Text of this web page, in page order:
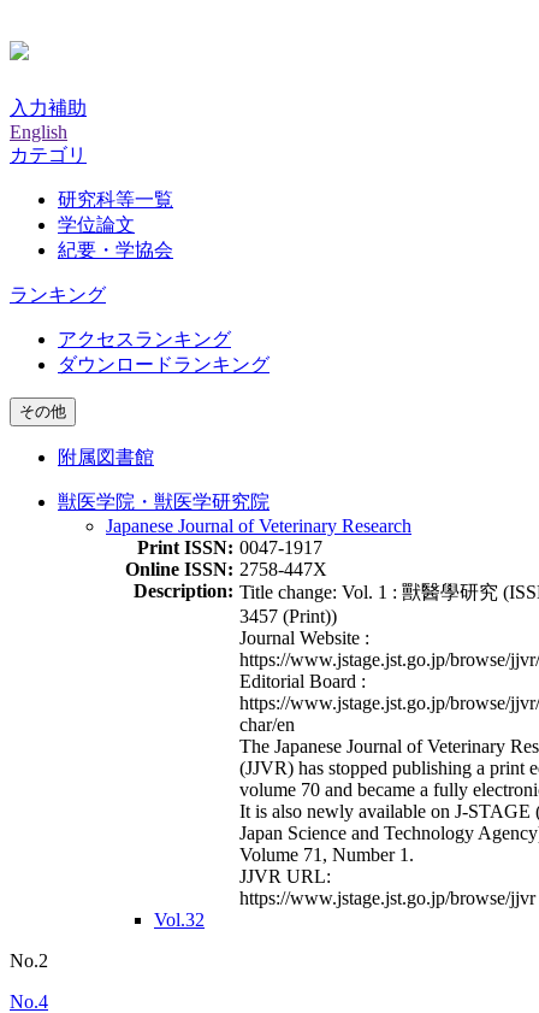
入力補助
English
カテゴリ
研究科等一覧
学位論文
紀要・学協会
ランキング
アクセスランキング
ダウンロードランキング
その他
附属図書館
獣医学院・獣医学研究院
Japanese Journal of Veterinary Research
Print ISSN: 0047-1917
Online ISSN: 2758-447X
Description: Title change: Vol. 1 : 獸醫學研究
3457 (Print))
Journal Website :
https://www.jstage.jst.go.jp/browse/
Editorial Board :
https://www.jstage.jst.go.jp/browse/
char/en
The Japanese Journal of Veterinary
(JJVR) has stopped publishing a print
volume 70 and became a fully
It is also newly available on J-STAGE
Japan Science and Technology
Volume 71, Number 1.
JJVR URL:
https://www.jstage.jst.go.jp/browse/jjvr
Vol.32
No.2
No.4